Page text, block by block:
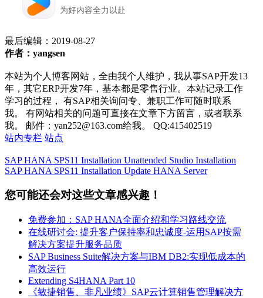
最后编辑： 2019-08-27
作者：yangsen
本站为个人博客网站，全由我个人维护，我从事SAP开发13
年，其它ERP开发7年，基本都是零售行业。本站记录工作
学习的过程， 有SAP相关询问专、兼职工作可随时联系
我。 有网站相关的问题可直接在文章下方留言，或者联系
我。 邮件：yan252@163.com给我。 QQ:415402519
站内专栏 站点
SAP HANA SPS11 Installation Unattended Studio Installation
SAP HANA SPS11 Installation Update HANA Server
您可能还会对这些文章感兴趣！
免费参加：SAP HANA全面介绍和学习路线交流
在线研讨会: 提升客户保持率和忠诚度-运用SAP按需
解决方案提升服务品质
SAP Business Suite解决方案与IBM DB2:实现低成本的
高效运行
Extending S4HANA Part 10
《敏捷销售、非凡业绩》SAP云计算销售管理解决方